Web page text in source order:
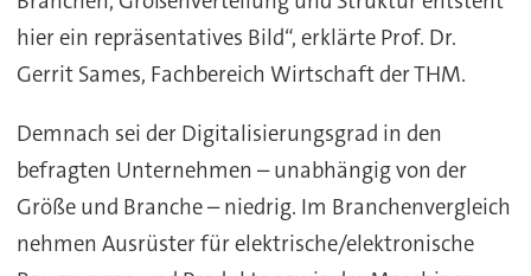
hier ein repräsentatives Bild“, erklärte Prof. Dr.
Gerrit Sames, Fachbereich Wirtschaft der THM.
Demnach sei der Digitalisierungsgrad in den
befragten Unternehmen – unabhängig von der
Größe und Branche – niedrig. Im Branchenvergleich
nehmen Ausrüster für elektrische/elektronische